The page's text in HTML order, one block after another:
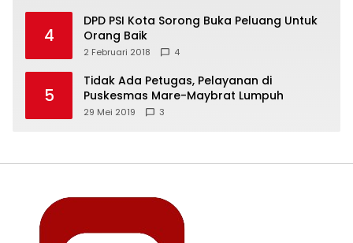
4
DPD PSI Kota Sorong Buka Peluang Untuk
Orang Baik
2 Februari 2018 4
5
Tidak Ada Petugas, Pelayanan di
Puskesmas Mare-Maybrat Lumpuh
29 Mei 2019 3